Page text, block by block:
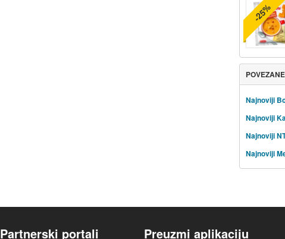
-25%
Najnoviji
Najnoviji
Najnoviji
Najnoviji
Partnerski portali Preuzmi aplikaciju